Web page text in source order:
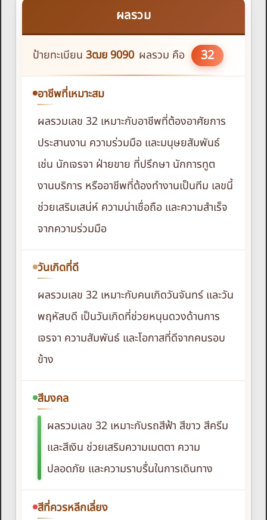
ผลรวม
ป้ายทะเบียน 3ฒย 9090 ผลรวม คือ 32
อาชีพที่เหมาะสม
ผลรวมเลข 32 เหมาะกับอาชีพที่ต้องอาศัยการ
ประสานงาน ความร่วมมือ และมนุษยสัมพันธ์
เช่น นักเจรจา ฝ่ายขาย ที่ปรึกษา นักการทูต
งานบริการ หรืออาชีพที่ต้องทำงานเป็นทีม เลขนี้
ช่วยเสริมเสน่ห์ ความน่าเชื่อถือ และความสำเร็จ
จากความร่วมมือ
วันเกิดที่ดี
ผลรวมเลข 32 เหมาะกับคนเกิดวันจันทร์ และวัน
พฤหัสบดี เป็นวันเกิดที่ช่วยหนุนดวงด้านการ
เจรจา ความสัมพันธ์ และโอกาสที่ดีจากคนรอบ
ข้าง
สีมงคล
ผลรวมเลข 32 เหมาะกับรถสีฟ้า สีขาว สีครีม
และสีเงิน ช่วยเสริมความเมตตา ความ
ปลอดภัย และความราบรื่นในการเดินทาง
สีที่ควรหลีกเลี่ยง